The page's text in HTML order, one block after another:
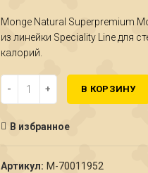
Monge Natural Superpremium
из линейки Speciality Line для
калорий.
В КОРЗИНУ
В избранное
Артикул: М-70011952